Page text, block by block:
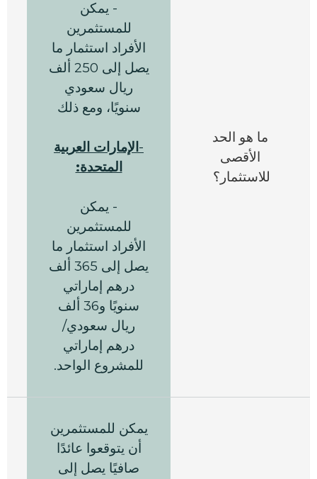
ما هو الحد
الأقصى
للاستثمار؟
- يمكن
للمستثمرين
الأفراد استثمار ما
يصل إلى 250 ألف
ريال سعودي
سنويًا، ومع ذلك
- لإمارات العربية
المتحدة:
- يمكن
للمستثمرين
الأفراد استثمار ما
يصل إلى 365 ألف
درهم إماراتي
سنويًا و36 ألف
ريال سعودي/
درهم إماراتي
للمشروع الواحد.
يمكن للمستثمرين
أن يتوقعوا عائدًا
صافيًا يصل إلى